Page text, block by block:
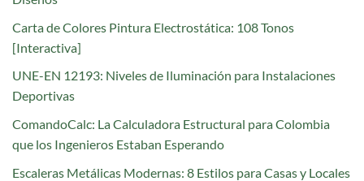
Carta de Colores Pintura Electrostática: 108 Tonos
[Interactiva]
UNE-EN 12193: Niveles de Iluminación para Instalaciones
Deportivas
ComandoCalc: La Calculadora Estructural para Colombia
que los Ingenieros Estaban Esperando
Escaleras Metálicas Modernas: 8 Estilos para Casas y Locales